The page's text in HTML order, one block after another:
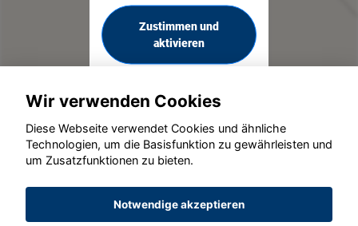
Zustimmen und
aktivieren
© konjunkturmotor.de GmbH 2020 - 2026
Wir verwenden Cookies
Diese Webseite verwendet Cookies und ähnliche
Technologien, um die Basisfunktion zu gewährleisten und
um Zusatzfunktionen zu bieten.
Notwendige akzeptieren